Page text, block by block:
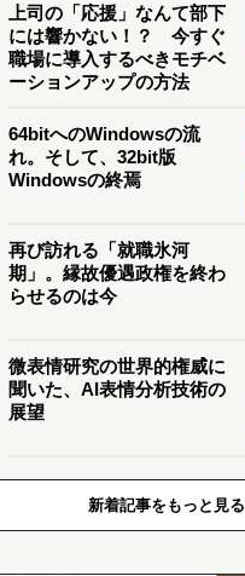
上司の「応援」なんて部下
には響かない！？ 今すぐ
職場に導入するべきモチベ
ーションアップの方法
64bitへのWindowsの流
れ。そして、32bit版
Windowsの終焉
再び訪れる「就職氷河
期」。縁故優遇政権を終わ
らせるのは今
微表情研究の世界的権威に
聞いた、AI表情分析技術の
展望
新着記事をもっと見る